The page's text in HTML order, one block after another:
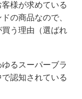
様が求めている
の商品なので、
買う理由（選ばれ
るスーパーブラ
認知されている